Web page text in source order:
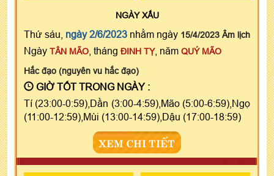
NGÀYXẤU
Thứ sáu, ngày 2/6/2023 nhằm ngày 15/4/2023 Âm lịch
Ngày TÂN MÃO , tháng ĐINH TỴ, năm QUÝ MÃO
Hắc đạo (nguyên vu hắc đạo)
GIỜ TỐT TRONG NGÀY :
Tí (23:00-0:59),Dần (3:00-4:59),Mão (5:00-6:59),Ngọ
(11:00-12:59),Mùi (13:00-14:59),Dậu (17:00-18:59)
XEM CHI TIẾT